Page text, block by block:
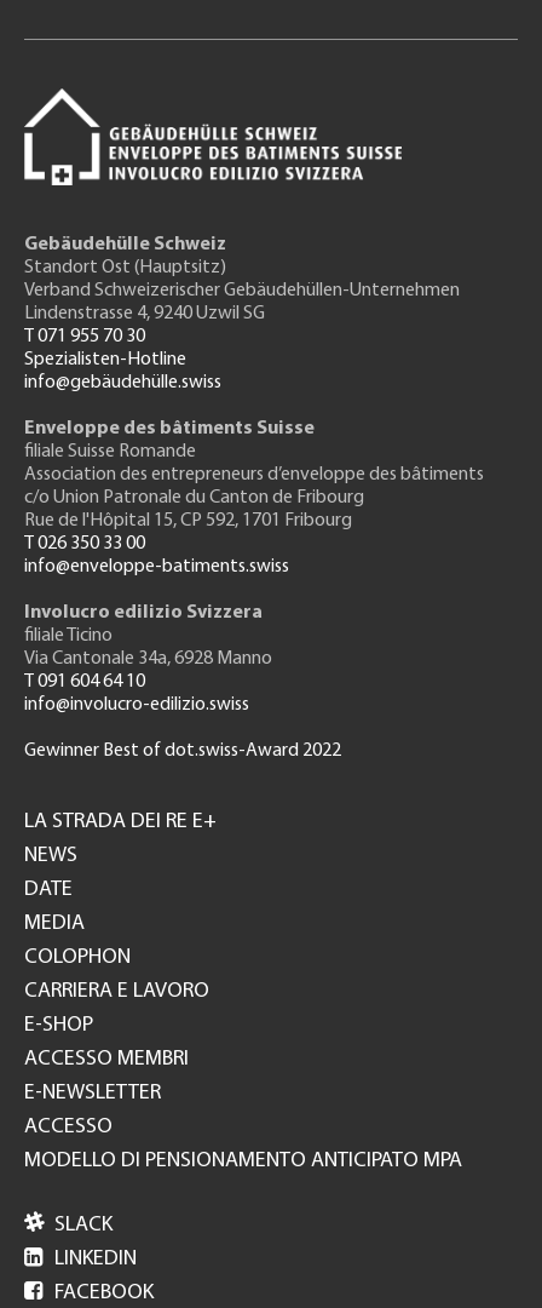
Gebäudehülle Schweiz
Standort Ost (Hauptsitz)
Verband Schweizerischer Gebäudehüllen-Unternehmen
Lindenstrasse 4, 9240 Uzwil SG
T 071 955 70 30
Spezialisten-Hotline
info@gebäudehülle.swiss
Enveloppe des bâtiments Suisse
filiale Suisse Romande
Association des entrepreneurs d’enveloppe des bâtiments
c/o Union Patronale du Canton de Fribourg
Rue de l'Hôpital 15, CP 592, 1701 Fribourg
T 026 350 33 00
info@enveloppe-batiments.swiss
Involucro edilizio Svizzera
filiale Ticino
Via Cantonale 34a, 6928 Manno
T 091 604 64 10
info@involucro-edilizio.swiss
Gewinner Best of dot.swiss-Award 2022
GH
LA STRADA DEI RE E+
NEWS
DATE
MEDIA
COLOPHON
CARRIERA E LAVORO
E-SHOP
ACCESSO MEMBRI
E-NEWSLETTER
ACCESSO
MODELLO DI PENSIONAMENTO ANTICIPATO MPA
 SLACK
 LINKEDIN
 FACEBOOK